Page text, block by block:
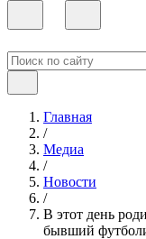
Главная
/
Медиа
/
Новости
/
В этот день
бывший